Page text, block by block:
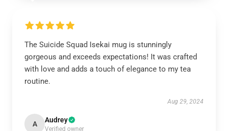
The Suicide Squad Isekai mug is stunningly
gorgeous and exceeds expectations! It was crafted
with love and adds a touch of elegance to my tea
routine.
Aug 29, 2024
A Audrey
Verified owner